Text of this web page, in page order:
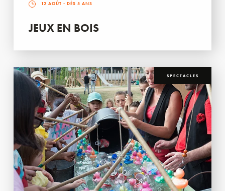
12 AOÛT - DÈS 5 ANS
JEUX EN BOIS
SPECTACLES